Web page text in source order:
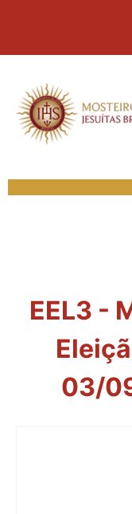
EEL3 -
03/